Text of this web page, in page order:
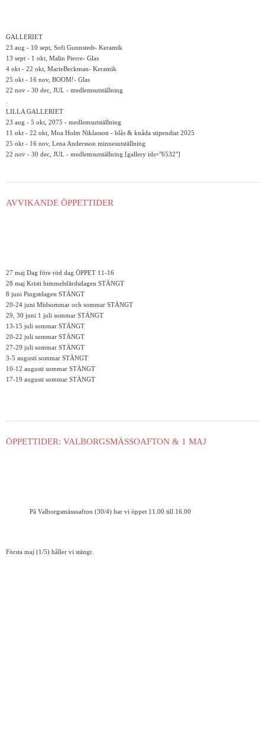
GALLERIET
23 aug - 10 sept, Sofi Gunnstedt- Keramik
13 sept - 1 okt, Malin Pierre- Glas
4 okt - 22 okt, MarieBeckman- Keramik
25 okt - 16 nov, BOOM!- Glas
22 nov - 30 dec, JUL - medlemsutställning
LILLA GALLERIET
23 aug - 5 okt, 2075 - medlemsutställning
11 okt - 22 okt, Moa Holm Niklasson - blås & knåda stipendiat 2025
25 okt - 16 nov, Lena Andersson minnesutställning
22 nov - 30 dec, JUL - medlemsutställning [gallery ids="6532"]
AVVIKANDE ÖPPETTIDER
27 maj Dag före röd dag ÖPPET 11-16
28 maj Kristi himmelsfärdsdagen STÄNGT
8 juni Pingstdagen STÄNGT
20-24 juni Midsommar och sommar STÄNGT
29, 30 juni 1 juli sommar STÄNGT
13-15 juli sommar STÄNGT
20-22 juli sommar STÄNGT
27-29 juli sommar STÄNGT
3-5 augusti sommar STÄNGT
10-12 augusti sommar STÄNGT
17-19 augusti sommar STÄNGT
ÖPPETTIDER: VALBORGSMÄSSOAFTON & 1 MAJ
På Valborgsmässoafton (30/4) har vi öppet 11.00 till 16.00
Första maj (1/5) håller vi stängt.